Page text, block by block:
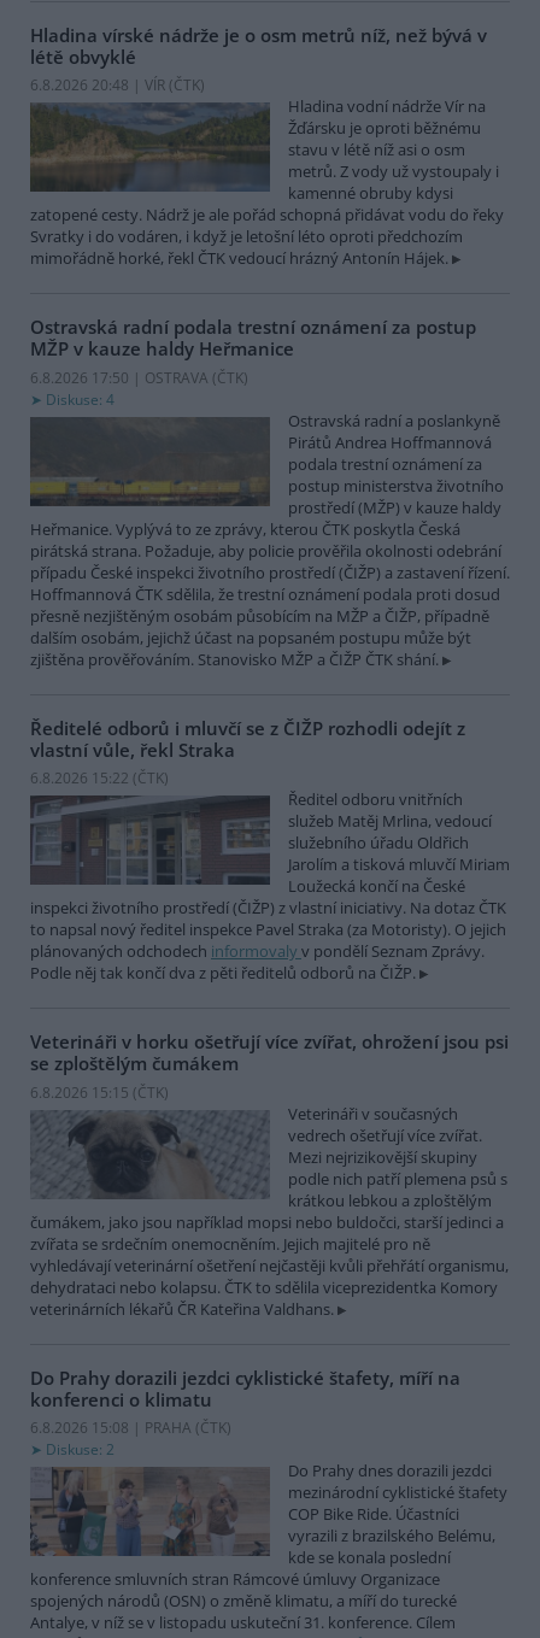
Hladina vírské nádrže je o osm metrů níž, než bývá v
létě obvyklé
6.8.2026 20:48 | VÍR (ČTK)
Hladina vodní nádrže Vír na
Žďársku je oproti běžnému
stavu v létě níž asi o osm
metrů. Z vody už vystoupaly i
kamenné obruby kdysi
zatopené cesty. Nádrž je ale pořád schopná přidávat vodu do řeky
Svratky i do vodáren, i když je letošní léto oproti předchozím
mimořádně horké, řekl ČTK vedoucí hrázný Antonín Hájek.
Ostravská radní podala trestní oznámení za postup
MŽP v kauze haldy Heřmanice
6.8.2026 17:50 | OSTRAVA (ČTK)
Diskuse: 4
Ostravská radní a poslankyně
Pirátů Andrea Hoffmannová
podala trestní oznámení za
postup ministerstva životního
prostředí (MŽP) v kauze haldy
Heřmanice. Vyplývá to ze zprávy, kterou ČTK poskytla Česká
pirátská strana. Požaduje, aby policie prověřila okolnosti odebrání
případu České inspekci životního prostředí (ČIŽP) a zastavení řízení.
Hoffmannová ČTK sdělila, že trestní oznámení podala proti dosud
přesně nezjištěným osobám působícím na MŽP a ČIŽP, případně
dalším osobám, jejichž účast na popsaném postupu může být
zjištěna prověřováním. Stanovisko MŽP a ČIŽP ČTK shání.
Ředitelé odborů i mluvčí se z ČIŽP rozhodli odejít z
vlastní vůle, řekl Straka
6.8.2026 15:22 (ČTK)
Ředitel odboru vnitřních
služeb Matěj Mrlina, vedoucí
služebního úřadu Oldřich
Jarolím a tisková mluvčí Miriam
Loužecká končí na České
inspekci životního prostředí (ČIŽP) z vlastní iniciativy. Na dotaz ČTK
to napsal nový ředitel inspekce Pavel Straka (za Motoristy). O jejich
plánovaných odchodech informovaly v pondělí Seznam Zprávy.
Podle něj tak končí dva z pěti ředitelů odborů na ČIŽP.
Veterináři v horku ošetřují více zvířat, ohrožení jsou psi
se zploštělým čumákem
6.8.2026 15:15 (ČTK)
Veterináři v současných
vedrech ošetřují více zvířat.
Mezi nejrizikovější skupiny
podle nich patří plemena psů s
krátkou lebkou a zploštělým
čumákem, jako jsou například mopsi nebo buldočci, starší jedinci a
zvířata se srdečním onemocněním. Jejich majitelé pro ně
vyhledávají veterinární ošetření nejčastěji kvůli přehřátí organismu,
dehydrataci nebo kolapsu. ČTK to sdělila viceprezidentka Komory
veterinárních lékařů ČR Kateřina Valdhans.
Do Prahy dorazili jezdci cyklistické štafety, míří na
konferenci o klimatu
6.8.2026 15:08 | PRAHA (ČTK)
Diskuse: 2
Do Prahy dnes dorazili jezdci
mezinárodní cyklistické štafety
COP Bike Ride. Účastníci
vyrazili z brazilského Belému,
kde se konala poslední
konference smluvních stran Rámcové úmluvy Organizace
spojených národů (OSN) o změně klimatu, a míří do turecké
Antalye, v níž se v listopadu uskuteční 31. konference. Cílem